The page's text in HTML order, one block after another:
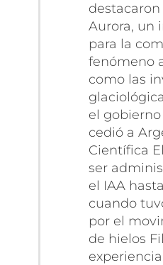
Aurora, un
para la
fenómeno
como las
el
cedió a
Científica
ser
el IAA
cuando
por el
de hielos